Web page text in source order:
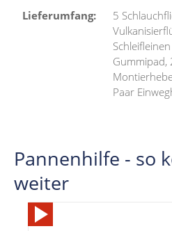
Lieferumfang:
5
Gummipad,
Paar
Pannenhilfe - so
weiter